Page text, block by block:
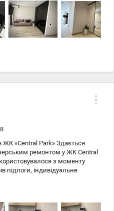
ЖК «Central Park» Здається
ремонтом у ЖК Central
з моменту
підлоги, індивідуальне
двоспальне ліжко,
#128272; Закрита